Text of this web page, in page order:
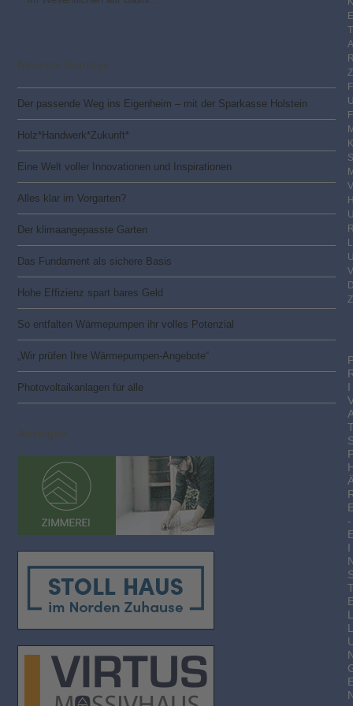
Der passende Weg ins Eigenheim – mit der Sparkasse Holstein
Holz*Handwerk*Zukunft*
Eine Welt voller Innovationen und Inspirationen
Alles klar im Vorgarten?
Der klimaangepasste Garten
Das Fundament als sichere Basis
Hohe Effizienz spart bares Geld
So entfalten Wärmepumpen ihr volles Potenzial
„Wir prüfen Ihre Wärmepumpen-Angebote“
Photovoltaik­­anlagen für alle
I
-
I
L
L